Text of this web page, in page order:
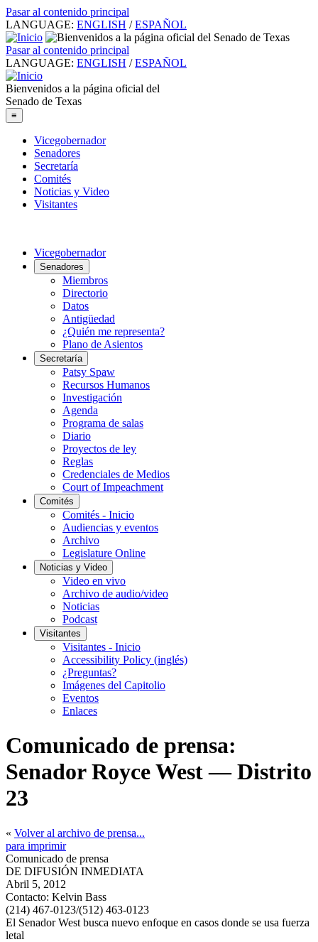
Pasar al contenido principal
LANGUAGE: ENGLISH / ESPAÑOL
Pasar al contenido principal
LANGUAGE: ENGLISH / ESPAÑOL
Bienvenidos a la página oficial del
Senado de Texas
≡
Vicegobernador
Senadores
Secretaría
Comités
Noticias y Video
Visitantes
Vicegobernador
Senadores
Miembros
Directorio
Datos
Antigüedad
¿Quién me representa?
Plano de Asientos
Secretaría
Patsy Spaw
Recursos Humanos
Investigación
Agenda
Programa de salas
Diario
Proyectos de ley
Reglas
Credenciales de Medios
Court of Impeachment
Comités
Comités - Inicio
Audiencias y eventos
Archivo
Legislature Online
Noticias y Video
Video en vivo
Archivo de audio/video
Noticias
Podcast
Visitantes
Visitantes - Inicio
Accessibility Policy (inglés)
¿Preguntas?
Imágenes del Capitolio
Eventos
Enlaces
Comunicado de prensa:
Senador Royce West — Distrito
23
« Volver al archivo de prensa...
para imprimir
Comunicado de prensa
DE DIFUSIÓN INMEDIATA
Abril 5, 2012
Contacto: Kelvin Bass
(214) 467-0123/(512) 463-0123
El Senador West busca nuevo enfoque en casos donde se usa fuerza
letal